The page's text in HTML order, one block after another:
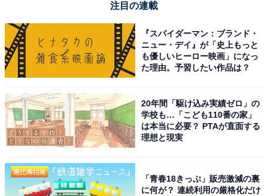
注目の連載
『スパイダーマン：ブランド・
ニュー・デイ』が「史上もっと
も優しいヒーロー映画」になっ
た理由。予習したい作品は？
20年間「駆け込み実績ゼロ」の
学校も…「こども110番の家」
は本当に必要？ PTAが直面する
理想と現実
「青春18きっぷ」販売激減の裏
に何が？ 連続利用の厳格化だけ